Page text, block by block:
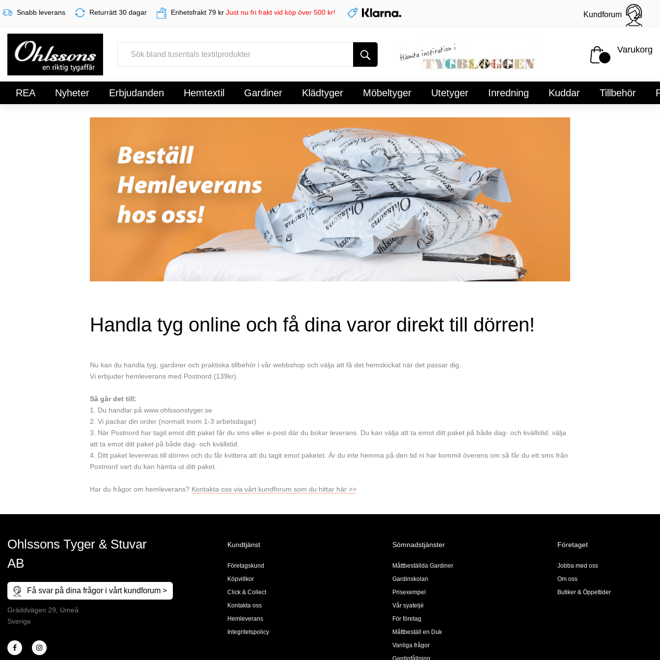
Snabb leverans Returrätt 30 dagar Enhetsfrakt 79 kr Just nu fri frakt vid köp över 500 kr! Kundforum
Varukorg
REA Nyheter Erbjudanden Hemtextil Gardiner Klädtyger Möbeltyger Utetyger Inredning Kuddar Tillbehör
Handla tyg online och få dina varor direkt till dörren!
Nu kan du handla tyg, gardiner och praktiska tillbehör i vår webbshop och välja att få det hemskickat när det passar dig.
Vi erbjuder hemleverans med Postnord (139kr).
Så går det till:
1. Du handlar på www.ohlssonstyger.se
2. Vi packar din order (normalt inom 1-3 arbetsdagar)
3. När Postnord har tagit emot ditt paket får du sms eller e-post där du bokar leverans. Du kan välja att ta emot ditt paket på både dag- och kvällstid. välja
att ta emot ditt paket på både dag- och kvällstid.
4. Ditt paket levereras till dörren och du får kvittera att du tagit emot paketet. Är du inte hemma på den tid ni har kommit överens om så får du ett sms från
Postnord vart du kan hämta ut ditt paket.
Har du frågor om hemleverans? Kontakta oss via vårt kundforum som du hittar här >>
Ohlssons Tyger & Stuvar
AB
Få svar på dina frågor i vårt kundforum >
Gräddvägen 29, Umeå
Sverige
Kundtjänst
Företagskund
Köpvillkor
Click & Collect
Kontakta oss
Hemleverans
Integritetspolicy
Sömnadstjänster
Måttbeställda Gardiner
Gardinskolan
Prisexempel
Vår syateljé
För företag
Måttbeställ en Duk
Vanliga frågor
Företaget
Jobba med oss
Om oss
Butiker & Öppettider